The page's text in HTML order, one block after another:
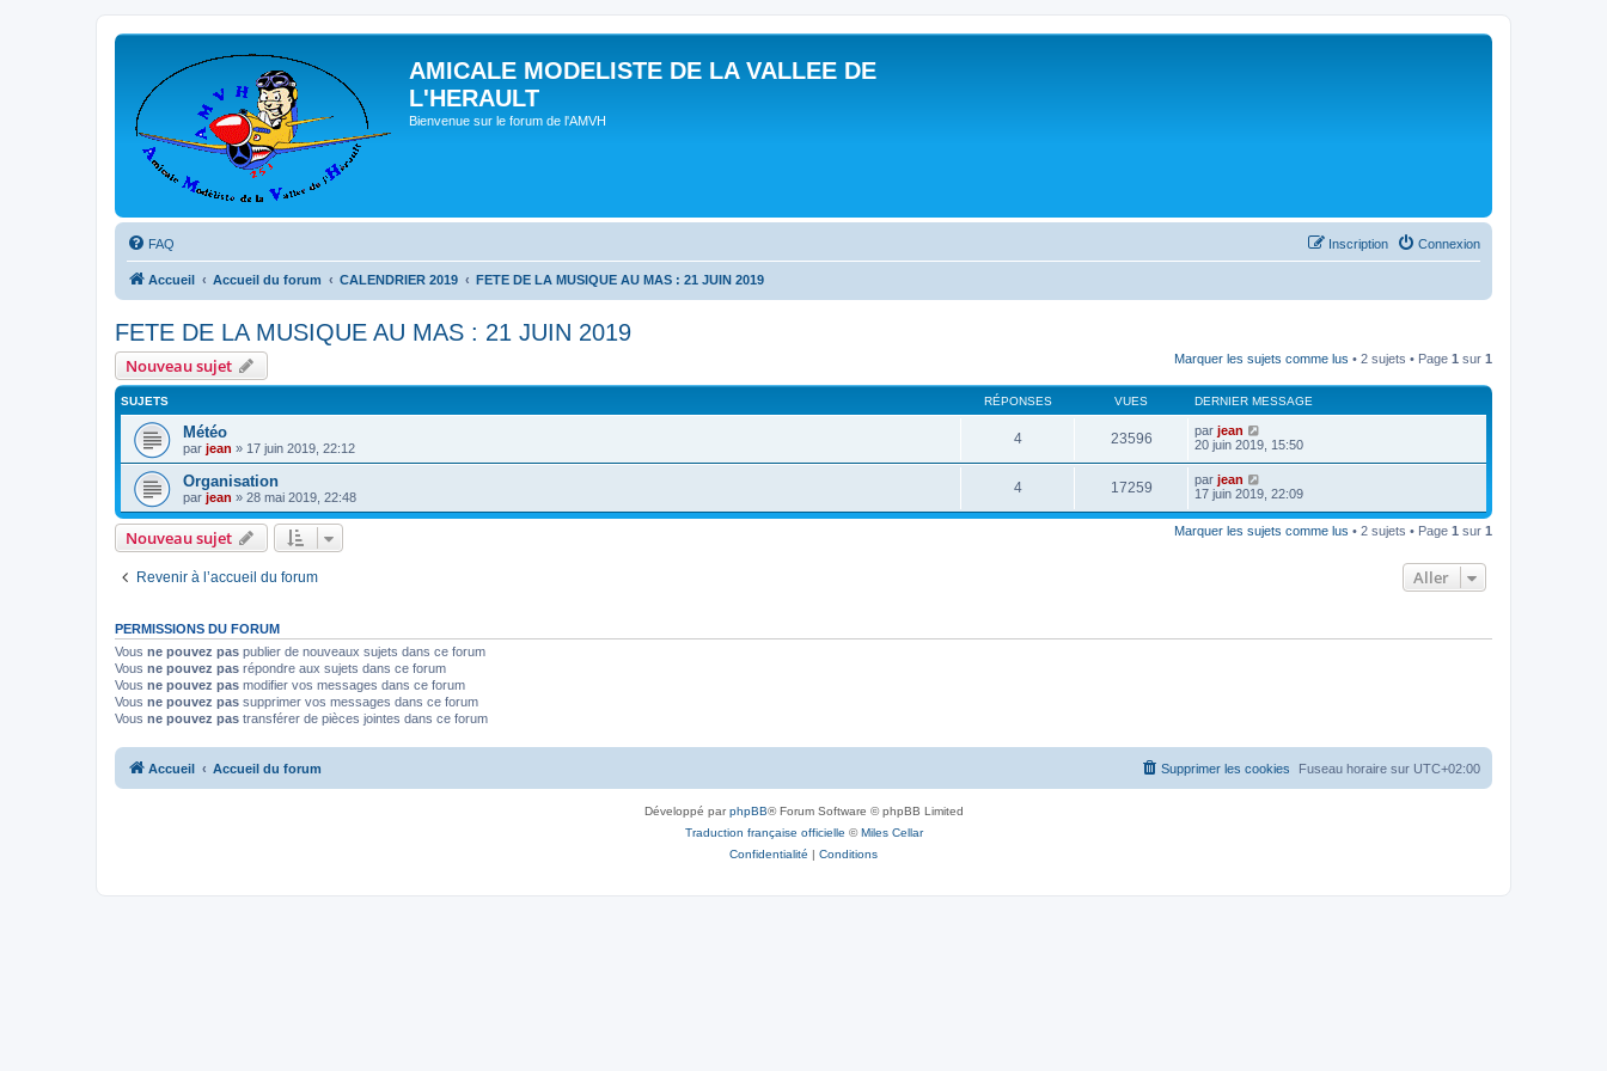
AMICALE MODELISTE DE LA VALLEE DE
L'HERAULT
Bienvenue sur le forum de l'AMVH
FAQ Connexion
Inscription
Accueil Accueil du forum CALENDRIER 2019 FETE DE LA MUSIQUE AU MAS : 21 JUIN 2019
FETE DE LA MUSIQUE AU MAS : 21 JUIN 2019
Nouveau sujet Marquer les sujets comme lus • 2 sujets • Page 1 sur 1
SUJETS RÉPONSES VUES DERNIER MESSAGE
Météo
par jean » 17 juin 2019, 22:12
4 23596 par jean
20 juin 2019, 15:50
Organisation
par jean » 28 mai 2019, 22:48
4 17259 par jean
17 juin 2019, 22:09
Nouveau sujet Marquer les sujets comme lus • 2 sujets • Page 1 sur 1
Revenir à l’accueil du forum Aller
PERMISSIONS DU FORUM
Vous ne pouvez pas publier de nouveaux sujets dans ce forum
Vous ne pouvez pas répondre aux sujets dans ce forum
Vous ne pouvez pas modifier vos messages dans ce forum
Vous ne pouvez pas supprimer vos messages dans ce forum
Vous ne pouvez pas transférer de pièces jointes dans ce forum
Accueil Accueil du forum Fuseau horaire sur UTC+02:00
Supprimer les cookies
Développé parphpBB® Forum Software © phpBB Limited
Traduction française officielle ©Miles Cellar
Confidentialité | Conditions